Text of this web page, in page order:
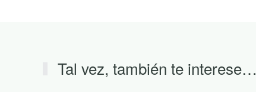
Tal vez, también te interese…